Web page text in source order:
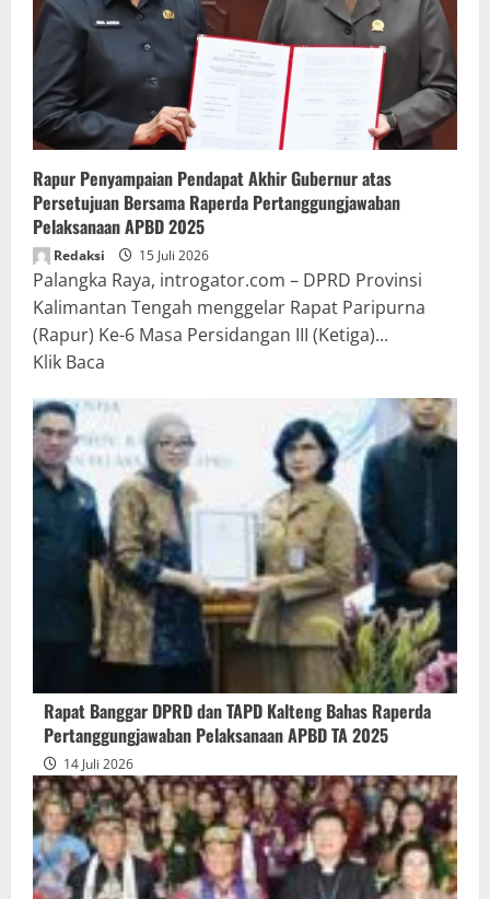
Rapur Penyampaian Pendapat Akhir Gubernur atas
Persetujuan Bersama Raperda Pertanggungjawaban
Pelaksanaan APBD 2025
Redaksi 15 Juli 2026
Palangka Raya, introgator.com – DPRD Provinsi
Kalimantan Tengah menggelar Rapat Paripurna
(Rapur) Ke-6 Masa Persidangan III (Ketiga)...
Klik Baca
about
Rapur
Penyampaian
Pendapat
Akhir
Gubernur
atas
Persetujuan
Bersama
Raperda
Pertanggungjawaban
Pelaksanaan
APBD
2025
Rapat Banggar DPRD dan TAPD Kalteng Bahas Raperda
Pertanggungjawaban Pelaksanaan APBD TA 2025
14 Juli 2026